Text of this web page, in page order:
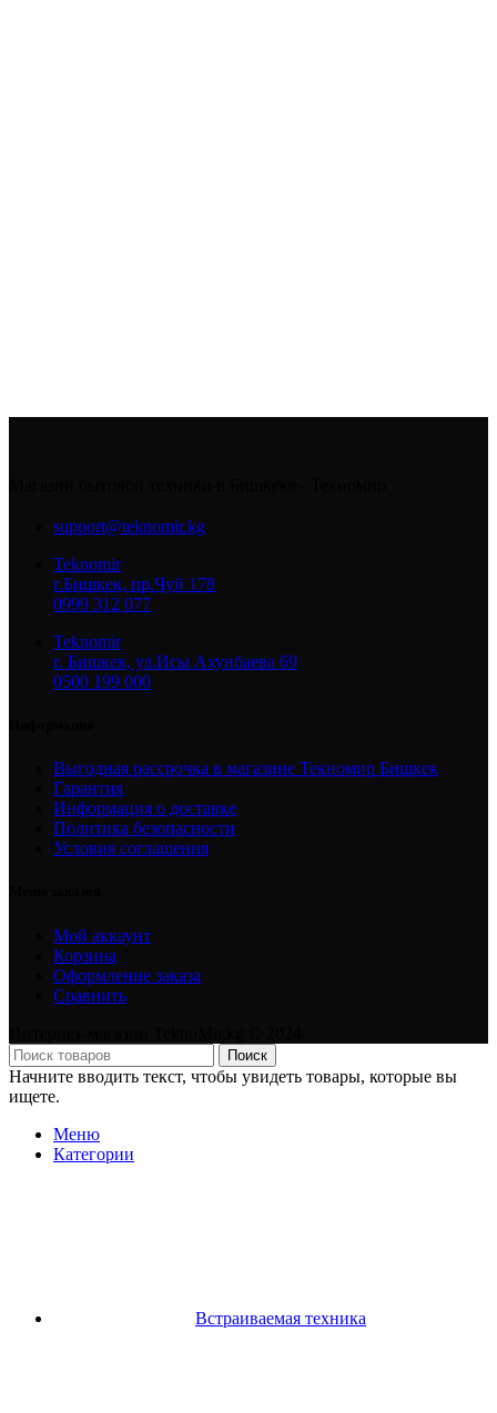
support@teknomir.kg
Teknomir
г.Бишкек, пр.Чуй 178
0999 312 077
Teknomir
г. Бишкек, ул.Исы Ахунбаева 69
0500 199 000
Выгодная рассрочка в магазине Текномир Бишкек
Гарантия
Информация о доставке
Политика безопасности
Условия соглашения
Мой аккаунт
Корзина
Оформление заказа
Сравнить
Поиск
Начните вводить текст, чтобы увидеть товары, которые вы
ищете.
Меню
Категории
Встраиваемая техника